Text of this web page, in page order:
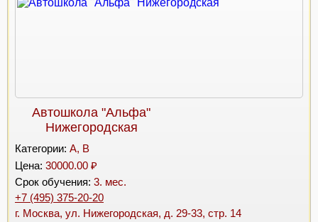
Автошкола "Альфа"
Нижегородская
Категории: A, B
Цена: 30000.00 ₽
Срок обучения: 3. мес.
+7 (495) 375-20-20
г. Москва, ул. Нижегородская, д. 29-33, стр. 14